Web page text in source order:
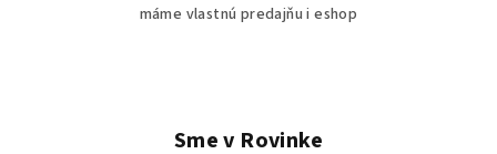
máme vlastnú predajňu i eshop
Sme v Rovinke